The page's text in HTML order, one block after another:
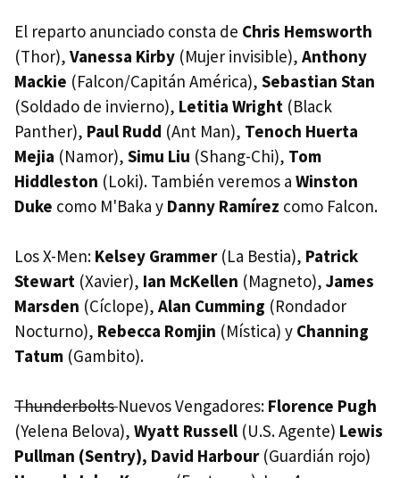
El reparto anunciado consta de Chris Hemsworth
(Thor), Vanessa Kirby (Mujer invisible), Anthony
Mackie (Falcon/Capitán América), Sebastian Stan
(Soldado de invierno), Letitia Wright (Black
Panther), Paul Rudd (Ant Man), Tenoch Huerta
Mejia (Namor), Simu Liu (Shang-Chi), Tom
Hiddleston (Loki). También veremos a Winston
Duke como M'Baka y Danny Ramírez como Falcon.
Los X-Men: Kelsey Grammer (La Bestia), Patrick
Stewart (Xavier), Ian McKellen (Magneto), James
Marsden (Cíclope), Alan Cumming (Rondador
Nocturno), Rebecca Romjin (Mística) y Channing
Tatum (Gambito).
ThunderboltsNuevos Vengadores: Florence Pugh
(Yelena Belova), Wyatt Russell (U.S. Agente) Lewis
Pullman (Sentry), David Harbour(Guardián rojo)